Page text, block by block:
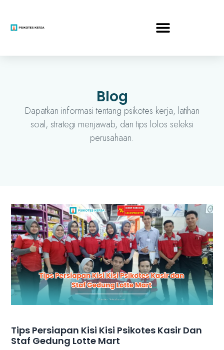
Blog
Dapatkan informasi tentang psikotes kerja, latihan
soal, strategi menjawab, dan tips lolos seleksi
perusahaan.
Tips Persiapan Kisi Kisi Psikotes Kasir Dan
Staf Gedung Lotte Mart